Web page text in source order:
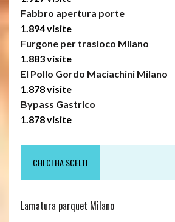
Fabbro apertura porte
1.894 visite
Furgone per trasloco Milano
1.883 visite
El Pollo Gordo Maciachini Milano
1.878 visite
Bypass Gastrico
1.878 visite
CHI CI HA SCELTI
Lamatura parquet Milano